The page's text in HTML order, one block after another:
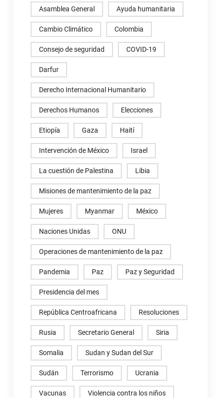
Asamblea General Ayuda humanitaria
Cambio Climático Colombia
Consejo de seguridad COVID-19
Darfur
Derecho Internacional Humanitario
Derechos Humanos Elecciones
Etiopía Gaza Haití
Intervención de México Israel
La cuestión de Palestina Libia
Misiones de mantenimiento de la paz
Mujeres Myanmar México
Naciones Unidas ONU
Operaciones de mantenimiento de la paz
Pandemia Paz Paz y Seguridad
Presidencia del mes
República Centroafricana Resoluciones
Rusia Secretario General Siria
Somalia Sudan y Sudan del Sur
Sudán Terrorismo Ucrania
Vacunas Violencia contra los niños